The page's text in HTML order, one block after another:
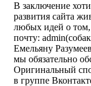
В заключение
развития сайта
любых идей о том,
почту:
Емельяну
мы обязательно
Оригинальный
в группе